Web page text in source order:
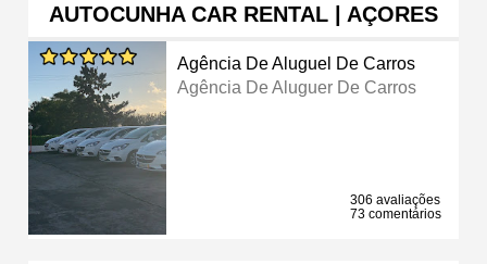
AUTOCUNHA CAR RENTAL | AÇORES
Agência De Aluguel De Carros
Agência De Aluguer De Carros
306 avaliações
73 comentários